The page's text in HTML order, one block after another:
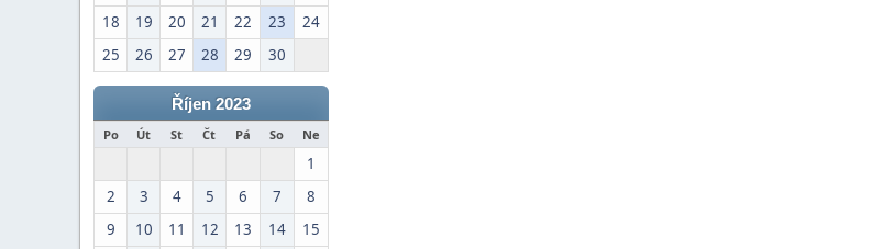
18
19 20 21 22 23
24
25
26 27 28 29 30
Říjen 2023
Po Út St Čt Pá So Ne
1
2
3 4 5 6 7
8
9
10 11 12 13 14 15